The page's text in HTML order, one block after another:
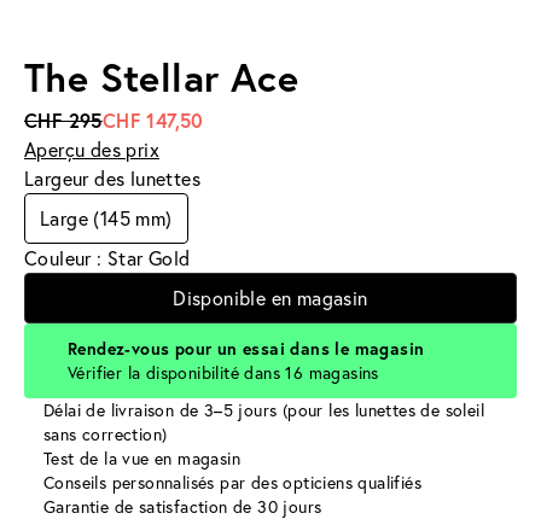
The Stellar Ace
CHF 295CHF 147,50
Aperçu des prix
Largeur des lunettes
Large (145 mm)
Couleur : Star Gold
Disponible en magasin
Rendez-vous pour un essai dans le magasin
Vérifier la disponibilité dans 16 magasins
Délai de livraison de 3–5 jours (pour les lunettes de soleil
sans correction)
Test de la vue en magasin
Conseils personnalisés par des opticiens qualifiés
Garantie de satisfaction de 30 jours